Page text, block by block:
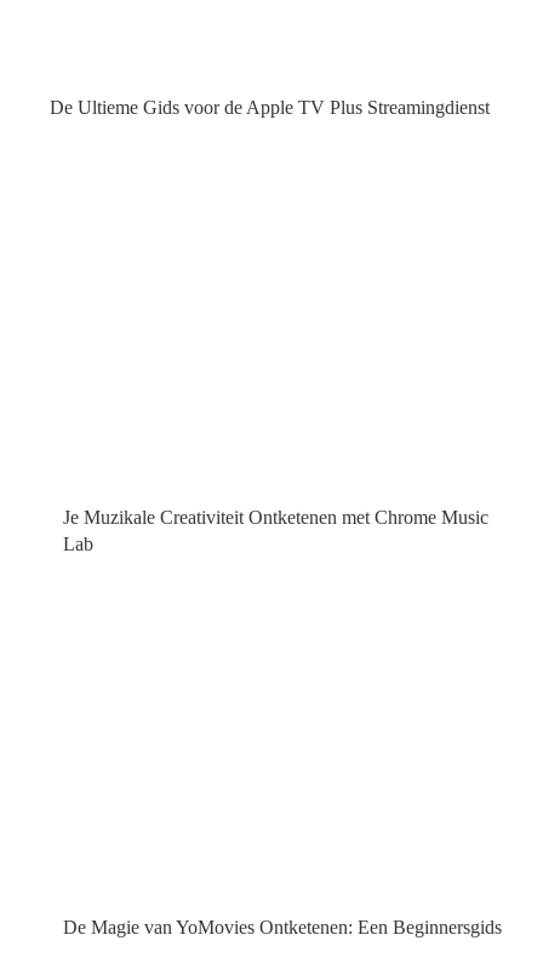
De Ultieme Gids voor de Apple TV Plus Streamingdienst
Je Muzikale Creativiteit Ontketenen met Chrome Music
Lab
De Magie van YoMovies Ontketenen: Een Beginnersgids